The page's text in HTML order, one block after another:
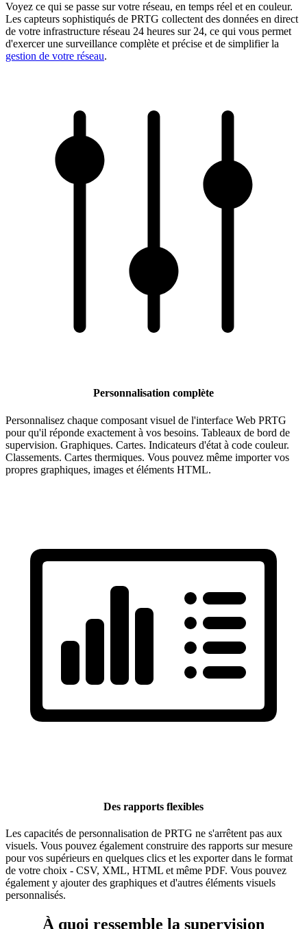
Voyez ce qui se passe sur votre réseau, en temps réel et en couleur.
Les capteurs sophistiqués de PRTG collectent des données en direct
de votre infrastructure réseau 24 heures sur 24, ce qui vous permet
d'exercer une surveillance complète et précise et de simplifier la
gestion de votre réseau.
Personnalisation complète
Personnalisez chaque composant visuel de l'interface Web PRTG
pour qu'il réponde exactement à vos besoins. Tableaux de bord de
supervision. Graphiques. Cartes. Indicateurs d'état à code couleur.
Classements. Cartes thermiques. Vous pouvez même importer vos
propres graphiques, images et éléments HTML.
Des rapports flexibles
Les capacités de personnalisation de PRTG ne s'arrêtent pas aux
visuels. Vous pouvez également construire des rapports sur mesure
pour vos supérieurs en quelques clics et les exporter dans le format
de votre choix - CSV, XML, HTML et même PDF. Vous pouvez
également y ajouter des graphiques et d'autres éléments visuels
personnalisés.
À quoi ressemble la supervision